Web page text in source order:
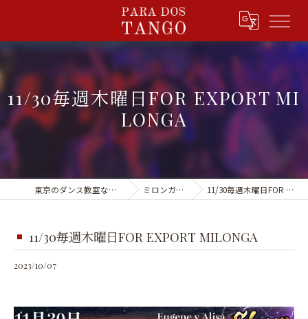
11/30毎週木曜日FOR EXPORT MI
LONGA
東京のダンス教室ならPARA DOS TANGO ミロンガ&イベント 11/30毎週木曜日FOR EXPORT MILONGA
11/30毎週木曜日FOR EXPORT MILONGA
2023/10/07